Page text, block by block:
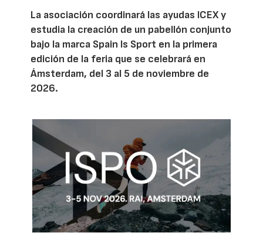
La asociación coordinará las ayudas ICEX y
estudia la creación de un pabellón conjunto
bajo la marca Spain Is Sport en la primera
edición de la feria que se celebrará en
Ámsterdam, del 3 al 5 de noviembre de
2026.